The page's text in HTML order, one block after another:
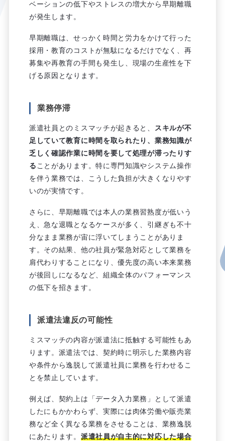
ベーションの低下やストレスの増大から早期離職
が発生します。
早期離職は、せっかく時間と労力をかけて行った
採用・教育のコストが無駄になるだけでなく、再
募集や再教育の手間も発生し、現場の生産性を下
げる原因となります。
業務停滞
派遣社員とのミスマッチが起きると、
スキルが不
足していて教育に時間を取られたり、業務知識が
乏しく確認作業に時間を要して処理が滞ったりす
る ことがあります。特に専門知識やシステム操作
を伴う業務では、こうした負担が大きくなりやす
いのが実情です。
さらに、早期離職では本人の業務習熟度が低いう
え、急な退職となるケースが多く、引継ぎも不十
分なまま業務が宙に浮いてしまうことがありま
す。その結果、他の社員が緊急対応として業務を
肩代わりすることになり、優先度の高い本来業務
が後回しになるなど、組織全体のパフォーマンス
の低下を招きます。
派遣法違反の可能性
ミスマッチの内容が派遣法に抵触する可能性もあ
ります。派遣法では、契約時に明示した業務内容
や条件から逸脱して派遣社員に業務を行わせるこ
とを禁止しています。
例えば、契約上は「データ入力業務」として派遣
したにもかかわらず、実際には肉体労働や販売業
務など全く異なる業務をさせることは、業務逸脱
にあたります。 派遣社員が自主的に対応した場合